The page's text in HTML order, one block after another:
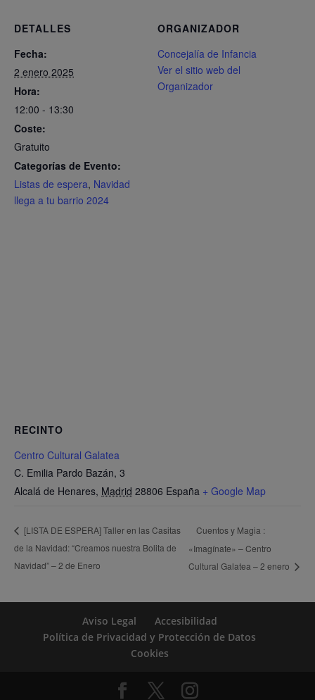
DETALLES
Fecha:
2 enero 2025
Hora:
12:00 - 13:30
Coste:
Gratuito
Categorías de Evento:
Listas de espera, Navidad
llega a tu barrio 2024
ORGANIZADOR
Concejalía de Infancia
Ver el sitio web del
Organizador
RECINTO
Centro Cultural Galatea
C. Emilia Pardo Bazán, 3
Alcalá de Henares, Madrid 28806 España + Google Map
[LISTA DE ESPERA] Taller en las Casitas
de la Navidad: “Creamos nuestra Bolita de
Navidad” – 2 de Enero
Cuentos y Magia :
«Imagínate» – Centro
Cultural Galatea – 2 enero
Aviso Legal
Accesibilidad
Política de Privacidad y Protección de Datos
Cookies